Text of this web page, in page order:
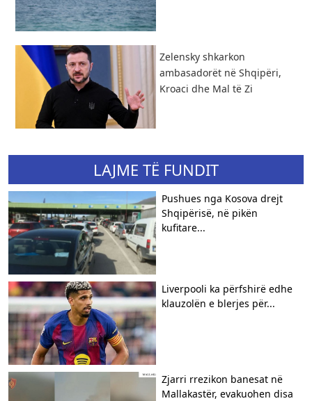
Zelensky shkarkon
ambasadorët në Shqipëri,
Kroaci dhe Mal të Zi
LAJME TË FUNDIT
Pushues nga Kosova drejt
Shqipërisë, në pikën
kufitare...
Liverpooli ka përfshirë edhe
klauzolën e blerjes për...
Zjarri rrezikon banesat në
Mallakastër, evakuohen disa